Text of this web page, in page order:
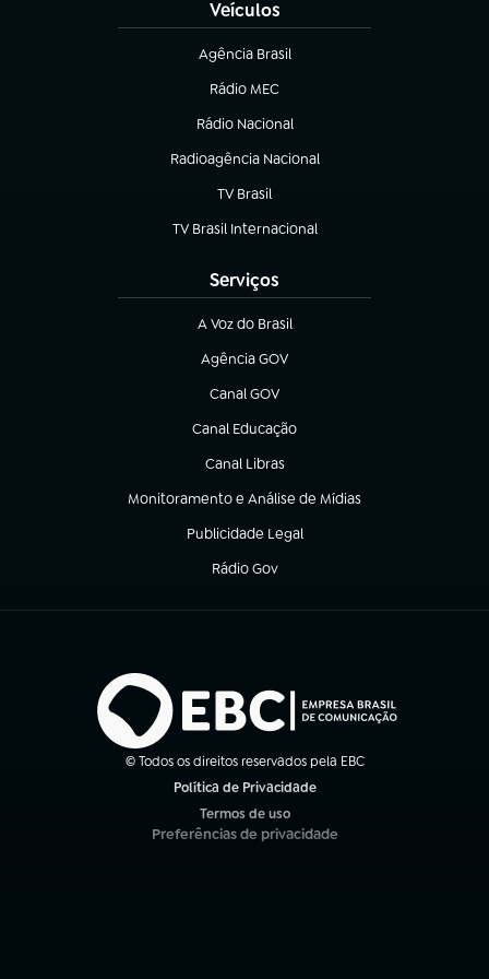
Veículos
Agência Brasil
(abre em nova aba)
Rádio MEC
(abre em nova aba)
Rádio Nacional
Radioagência Nacional
(abre em nova aba)
TV Brasil
(abre em nova aba)
TV Brasil Internacional
(abre em nova aba)
Serviços
A Voz do Brasil
(abre em nova aba)
Agência GOV
(abre em nova aba)
Canal GOV
(abre em nova aba)
Canal Educação
(abre em nova aba)
Canal Libras
(abre em nova aba)
Monitoramento e Análise de Mídias
(abre em nova aba)
Publicidade Legal
(abre em nova aba)
Rádio Gov
(abre em nova aba)
© Todos os direitos reservados pela EBC
Política de Privacidade
Termos de uso
(abre em nova aba)
Preferências de privacidade